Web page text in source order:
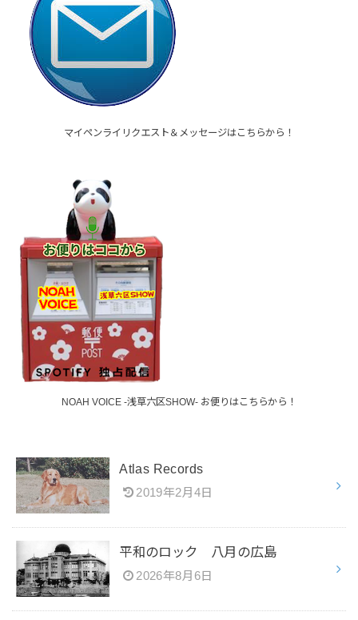
マイペンライリクエスト＆メッセージはこちらから！
NOAH VOICE -浅草六区SHOW- お便りはこちらから！
Atlas Records
2019年2月4日
平和のロック 八月の広島
2026年8月6日